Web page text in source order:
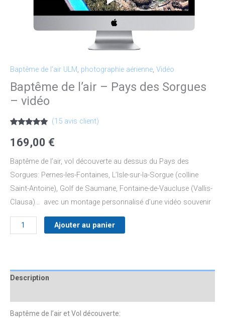
Baptême de l'air ULM, photographie aérienne, Vidéo
Baptême de l’air – Pays des Sorgues
– vidéo
sur 5
basé sur
client
(15avis client)
169,00 €
Baptême de l’air, vol découverte au dessus du Pays des
Sorgues: Pernes-les-Fontaines, L’Isle-sur-la-Sorgue (colline
Saint-Antoine), Golf de Saumane, Fontaine-de-Vaucluse (Vallis-
Clausa)… avec un montage personnalisé d’une vidéo souvenir
Sorgues
Ajouter au panier
Description
Baptême de l’air et Vol découverte: